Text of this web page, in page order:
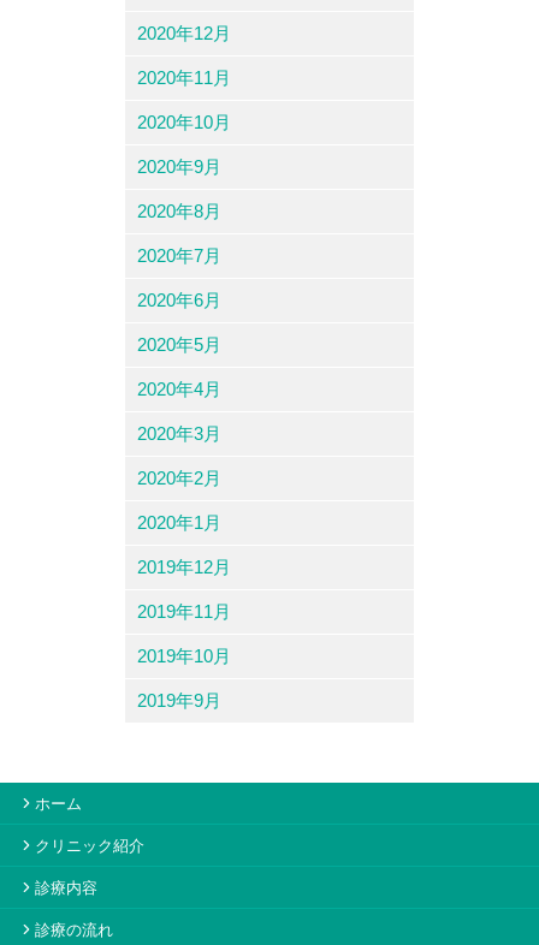
2020年12月
2020年11月
2020年10月
2020年9月
2020年8月
2020年7月
2020年6月
2020年5月
2020年4月
2020年3月
2020年2月
2020年1月
2019年12月
2019年11月
2019年10月
2019年9月
ホーム
クリニック紹介
診療内容
診療の流れ